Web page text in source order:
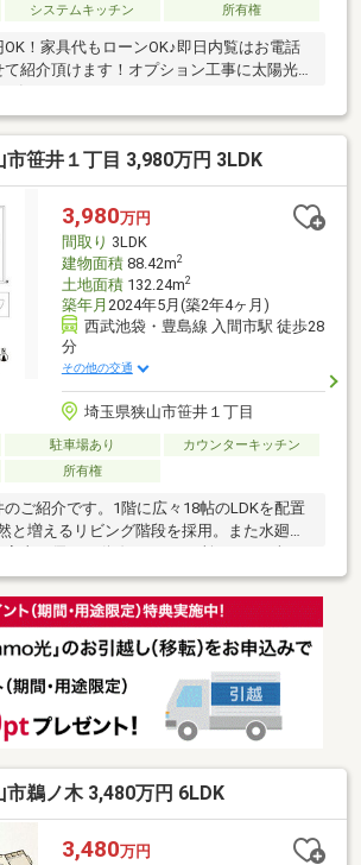
システムキッチン 所有権
！家具代もローンOK♪即日内覧はお電話
紹介頂けます！オプション工事に太陽光パ
緒にいかがですか？
市笹井１丁目 3,980万円 3LDK
3,980万円
間取り 3LDK
建物面積88.42m2
土地面積132.24m2
築年月 2024年5月(築2年4ヶ月)
西武池袋・豊島線 入間市駅 徒歩28
分
その他の交通
埼玉県狭山市笹井１丁目
駐車場あり
カウンターキッチン
所有権
ご紹介です。1階に広々18帖のLDKを配置
と増えるリビング階段を採用。また水廻り
市鵜ノ木 3,480万円 6LDK
3,480万円